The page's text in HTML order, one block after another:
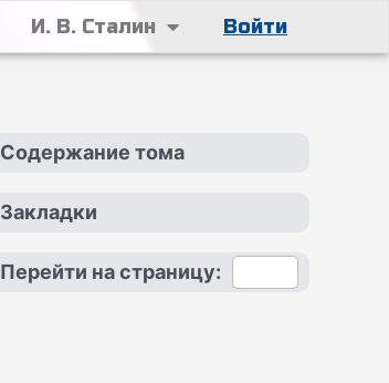
И. В. Сталин Войти
Содержание тома
Закладки
Перейти на страницу: